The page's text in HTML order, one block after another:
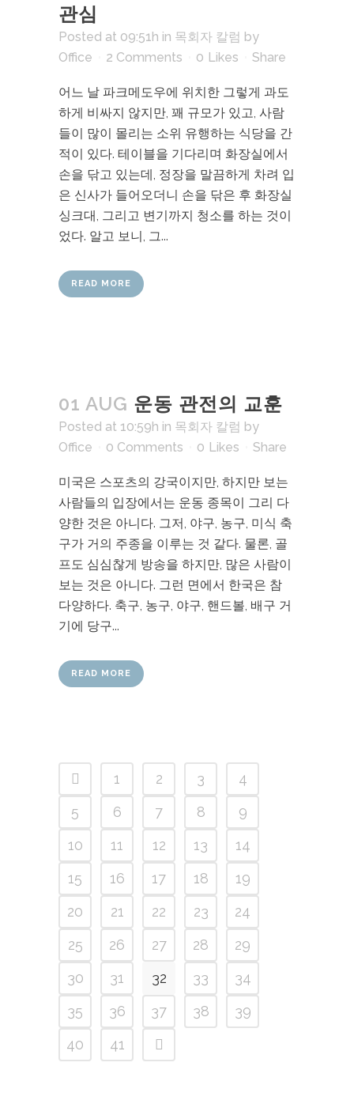
관심
Posted at 09:51h in 목회자 칼럼 by
Office
2 Comments 0 Likes Share
어느 날 파크메도우에 위치한 그렇게 과도
하게 비싸지 않지만, 꽤 규모가 있고, 사람
들이 많이 몰리는 소위 유행하는 식당을 간
적이 있다. 테이블을 기다리며 화장실에서
손을 닦고 있는데, 정장을 말끔하게 차려 입
은 신사가 들어오더니 손을 닦은 후 화장실
싱크대, 그리고 변기까지 청소를 하는 것이
었다. 알고 보니, 그...
READ MORE
01 AUG 운동 관전의 교훈
Posted at 10:59h in 목회자 칼럼 by
Office
0 Comments 0 Likes Share
미국은 스포츠의 강국이지만, 하지만 보는
사람들의 입장에서는 운동 종목이 그리 다
양한 것은 아니다. 그저, 야구, 농구, 미식 축
구가 거의 주종을 이루는 것 같다. 물론, 골
프도 심심찮게 방송을 하지만, 많은 사람이
보는 것은 아니다. 그런 면에서 한국은 참
다양하다. 축구, 농구, 야구, 핸드볼, 배구 거
기에 당구...
READ MORE
1 2 3
4
5
6 7 8
9
10
11 12 13
14
15
16 17 18
19
20
21 22 23
24
25
26 27 28
29
30
31 32 33
34
35
36 37 38
39
40
41